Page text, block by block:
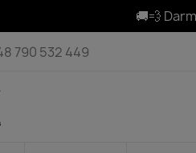
🚚💨
790 532 449